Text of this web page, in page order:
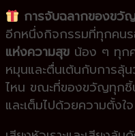
การจับฉลากของขวั
อีกหนึ่งกิจกรรมที่ทุกคน
แห่งความสุข น้อง ๆ ทุก
หมุนและตื่นเต้นกับการลุ้
ไหน ขณะที่ของขวัญทุกชิ้
และเต็มไปด้วยความตั้งใจ